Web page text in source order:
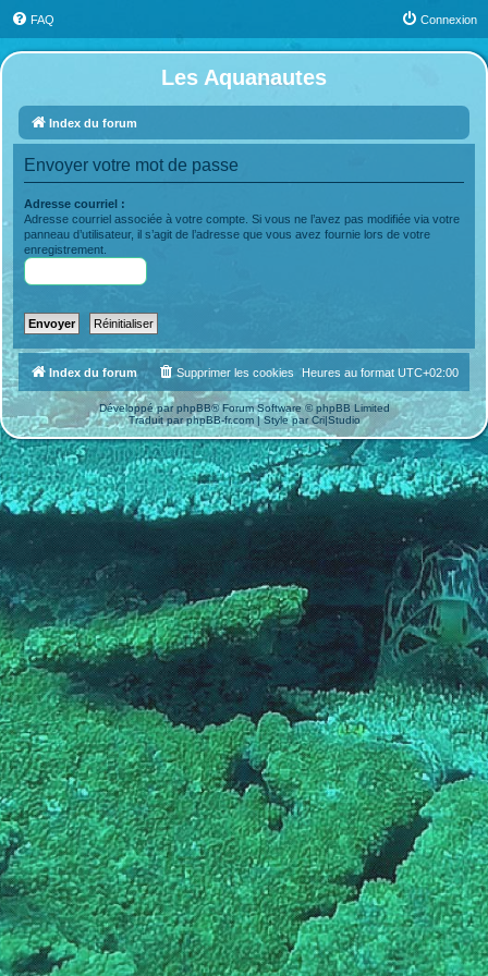
FAQ Connexion
Les Aquanautes
Index du forum
Envoyer votre mot de passe
Adresse courriel :
Adresse courriel associée à votre compte. Si vous ne l’avez pas modifiée via votre
panneau d’utilisateur, il s’agit de l’adresse que vous avez fournie lors de votre
enregistrement.
Index du forum Heures au format UTC+02:00
Supprimer les cookies
Développé parphpBB® Forum Software © phpBB Limited
Traduit parphpBB-fr.com| Style parCri|Studio